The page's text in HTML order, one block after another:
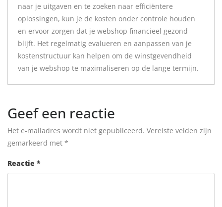
naar je uitgaven en te zoeken naar efficiëntere
oplossingen, kun je de kosten onder controle houden
en ervoor zorgen dat je webshop financieel gezond
blijft. Het regelmatig evalueren en aanpassen van je
kostenstructuur kan helpen om de winstgevendheid
van je webshop te maximaliseren op de lange termijn.
Geef een reactie
Het e-mailadres wordt niet gepubliceerd. Vereiste velden zijn
gemarkeerd met *
Reactie *